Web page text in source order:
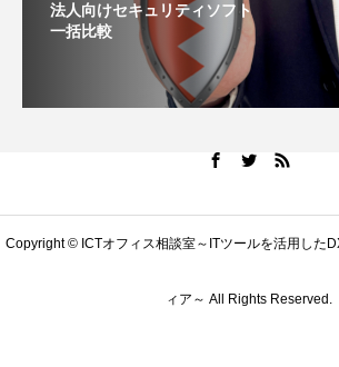
法人向けセキュリティソフト
一括比較
Copyright © ICTオフィス相談室～ITツールを活用した
ィア～ All Rights Reserved.